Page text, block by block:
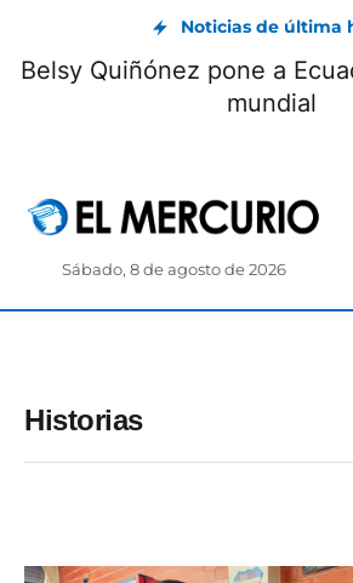
Noticias de última
Belsy Quiñónez pone a
mundial
Sábado, 8 de agosto de 2026
Historias